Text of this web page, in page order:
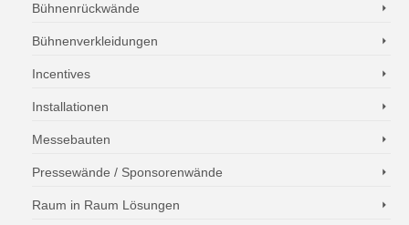
Bühnenrückwände
Bühnenverkleidungen
Incentives
Installationen
Messebauten
Pressewände / Sponsorenwände
Raum in Raum Lösungen